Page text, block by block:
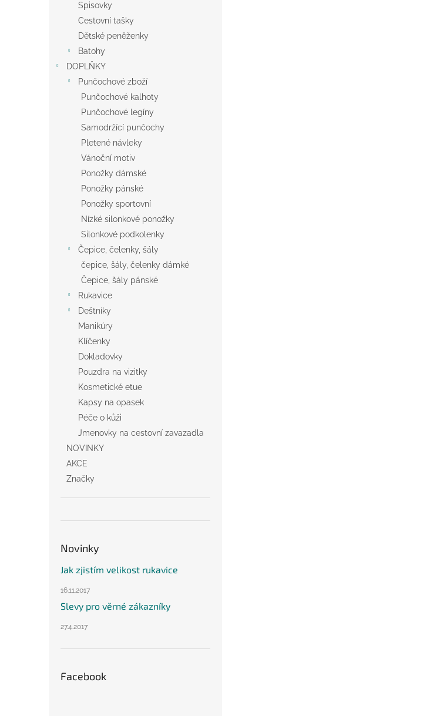
Spisovky
Cestovní tašky
Dětské peněženky
Batohy
DOPLŇKY
Punčochové zboží
Punčochové kalhoty
Punčochové legíny
Samodržící punčochy
Pletené návleky
Vánoční motiv
Ponožky dámské
Ponožky pánské
Ponožky sportovní
Nízké silonkové ponožky
Silonkové podkolenky
Čepice, čelenky, šály
čepice, šály, čelenky dámké
Čepice, šály pánské
Rukavice
Deštníky
Manikúry
Klíčenky
Dokladovky
Pouzdra na vizitky
Kosmetické etue
Kapsy na opasek
Péče o kůži
Jmenovky na cestovní zavazadla
NOVINKY
AKCE
Značky
Novinky
Jak zjistím velikost rukavice
16.11.2017
Slevy pro věrné zákazníky
27.4.2017
Facebook